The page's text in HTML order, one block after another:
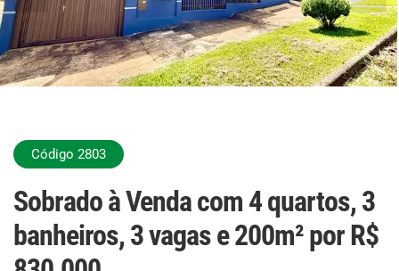
Código 2803
Sobrado à Venda com 4 quartos, 3
banheiros, 3 vagas e 200m²por R$